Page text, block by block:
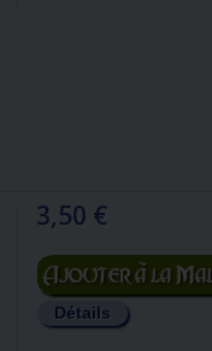
3,50 €
Ajouter au panier
Détails